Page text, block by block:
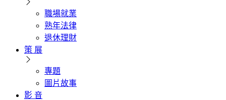
職場就業
熟年法律
退休理財
策 展
專題
圖片故事
影 音